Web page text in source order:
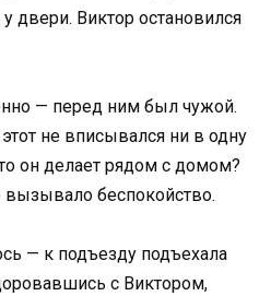
двери. Виктор остановился
— перед ним был чужой.
не вписывался ни в одну
он делает рядом с домом?
вызывало беспокойство.
— к подъезду подъехала
с Виктором,